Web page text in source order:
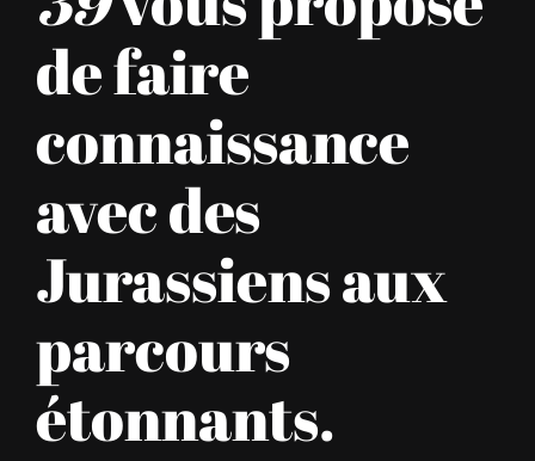
de faire
connaissance
avec des
Jurassiens aux
parcours
étonnants.